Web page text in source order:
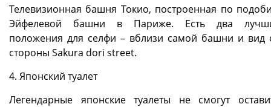
Телевизионная башня Токио, построенная по
Эйфелевой башни в Париже. Есть два
положения для селфи – вблизи самой башни и вид
стороны Sakura dori street.
4. Японский туалет
Легендарные японские туалеты не смогут